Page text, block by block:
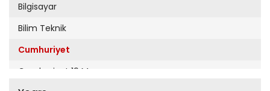
Bilgisayar
Bilim Teknik
Cumhuriyet
Cumhuriyet 19 Mayıs